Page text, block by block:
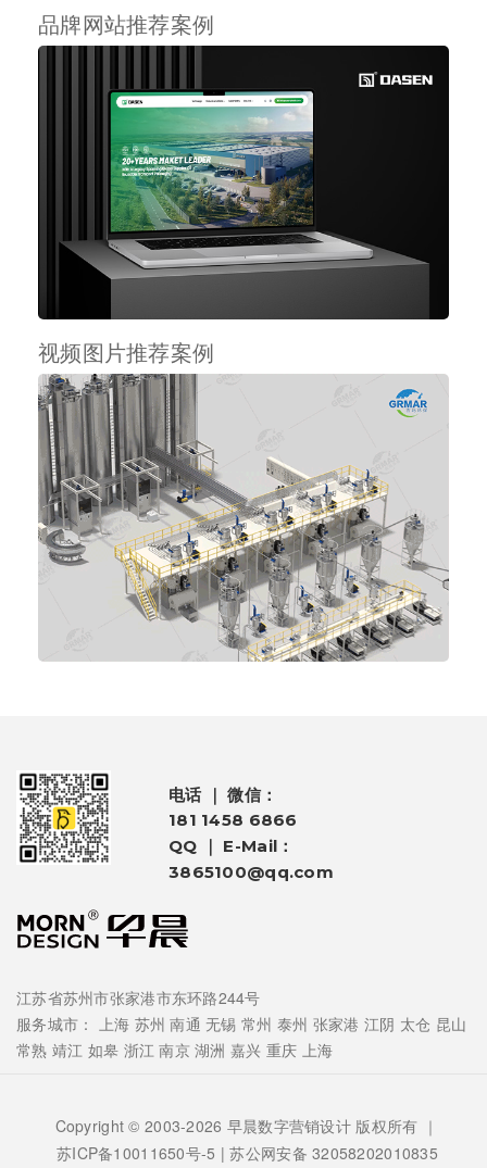
品牌网站推荐案例
视频图片推荐案例
电话 ｜ 微信：
181 1458 6866
QQ ｜ E-Mail：
3865100@qq.com
江苏省苏州市张家港市东环路244号
服务城市：
上海 苏州 南通 无锡 常州 泰州 张家港 江阴 太仓 昆山
常熟 靖江 如皋 浙江 南京 湖洲 嘉兴 重庆 上海
Copyright © 2003-2026 早晨数字营销设计 版权所有 ｜
苏ICP备10011650号-5 | 苏公网安备 32058202010835